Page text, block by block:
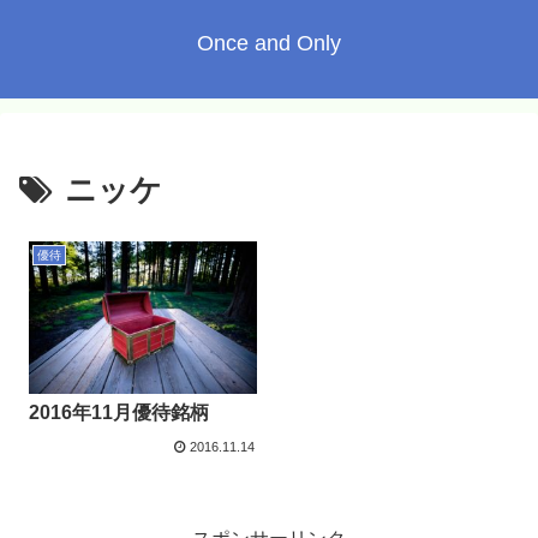
Once and Only
ニッケ
優待
2016年11月優待銘柄
2016.11.14